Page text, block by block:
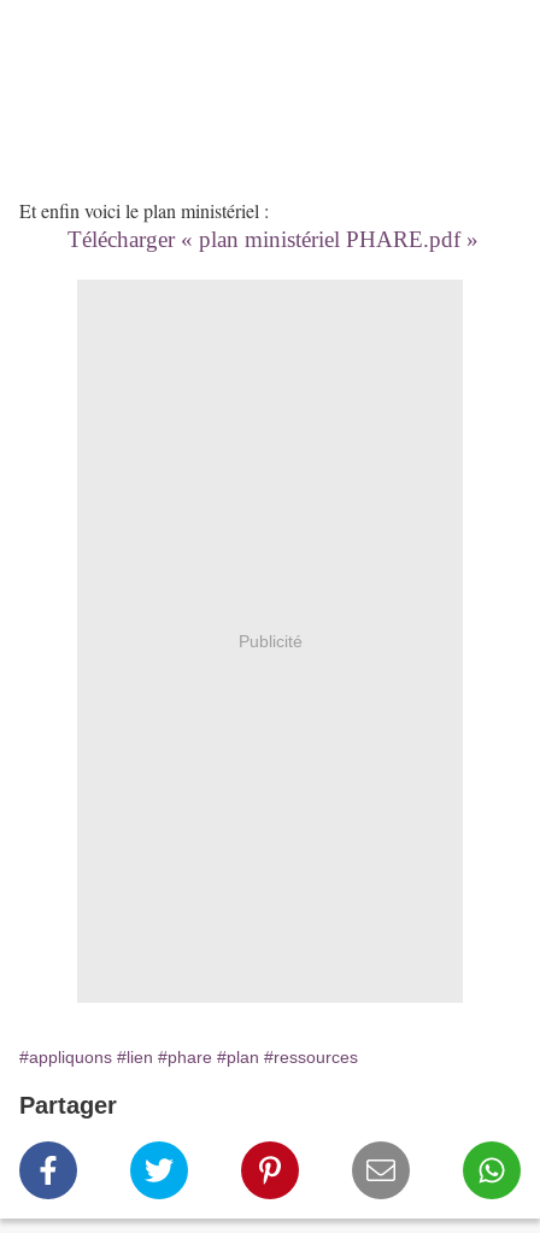
Et enfin voici le plan ministériel :
Télécharger « plan ministériel PHARE.pdf »
Publicité
#appliquons #lien #phare #plan #ressources
Partager